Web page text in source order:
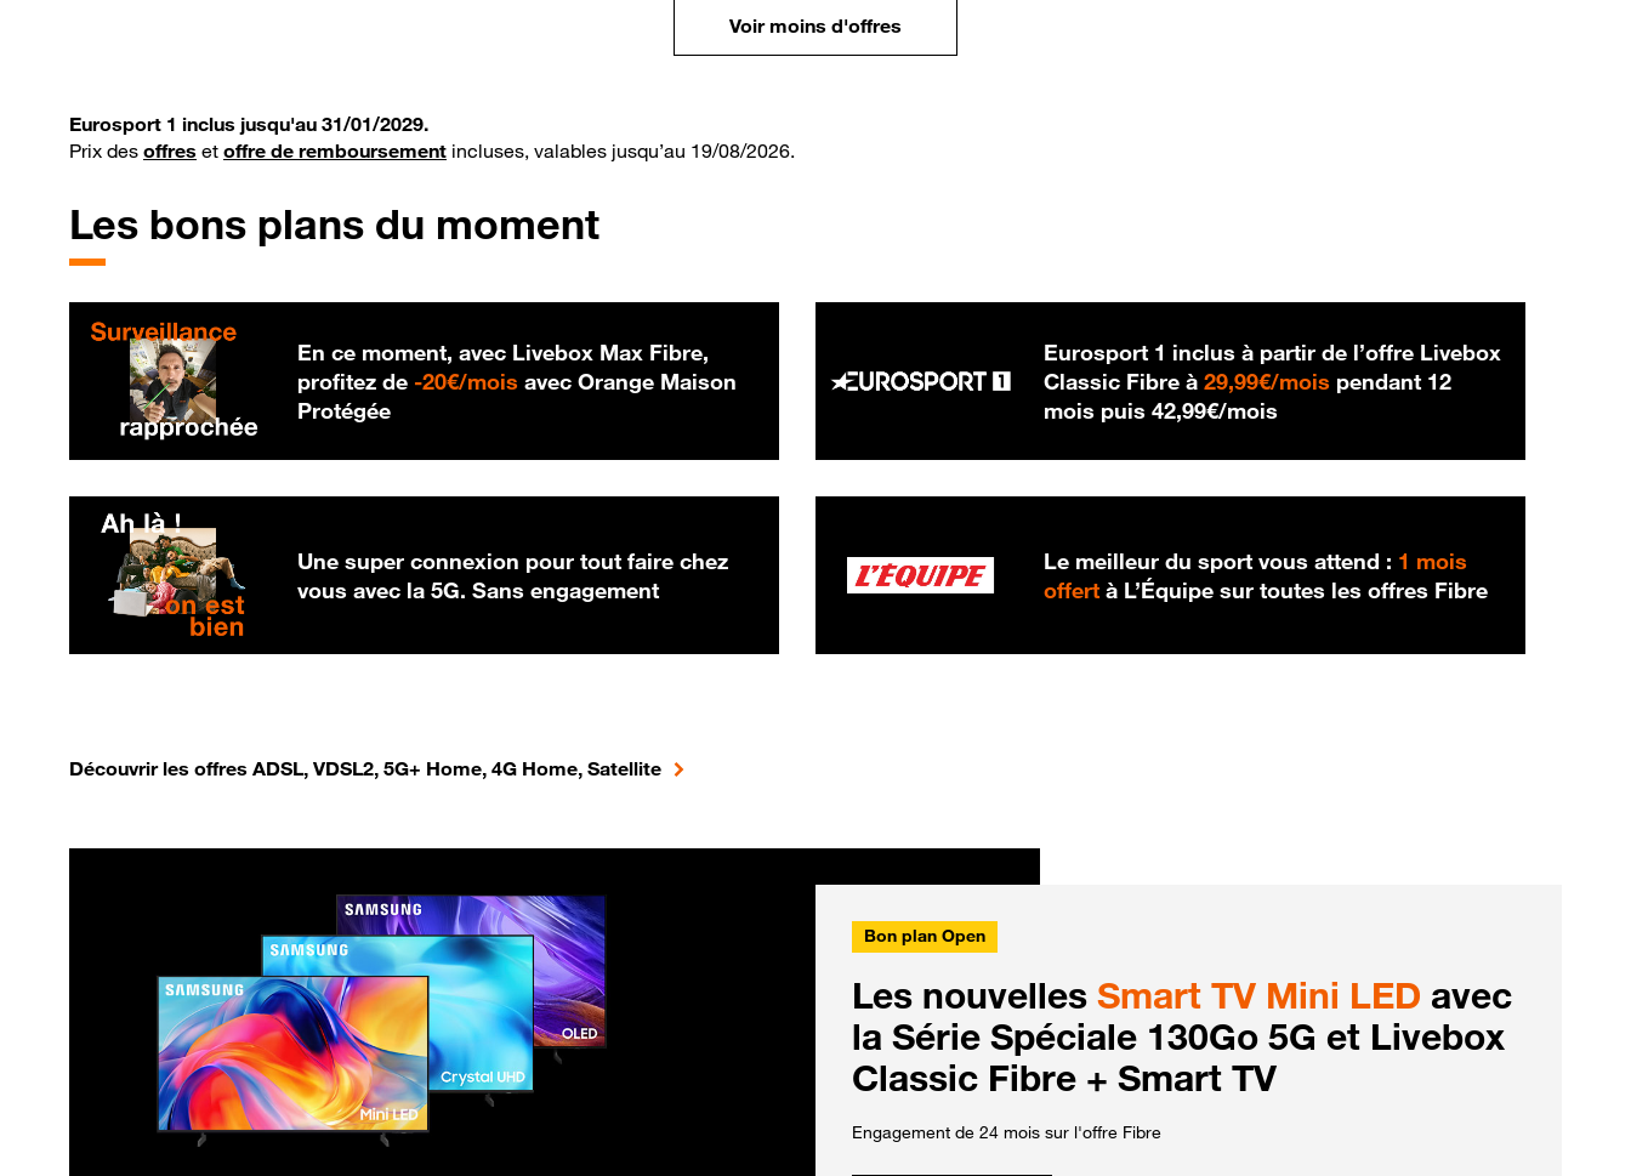
Voir moins d'offres
Eurosport 1 inclus jusqu'au 31/01/2029.
Prix des offres et offre de remboursement incluses, valables jusqu’au 19/08/2026.
Les bons plans du moment
En ce moment, avec Livebox Max Fibre,
profitez de -20€/mois 20 € par mois
avec Orange Maison
Protégée
Eurosport 1 inclus à partir de l’offre Livebox
Classic Fibre à29,99€/mois 29,99 € par mois
pendant 12
mois puis42,99€/mois
Une super connexion pour tout faire chez
vous avec la 5G. Sans engagement
Le meilleur du sport vous attend : 1 mois
offert à L’Équipe sur toutes les offres Fibre
Découvrir les offres ADSL, VDSL2, 5G+ Home, 4G Home, Satellite
Bon plan Open
Les nouvelles Smart TV Mini LED avec
la Série Spéciale 130Go 5G et Livebox
Classic Fibre + Smart TV
Engagement de 24 mois sur l'offre Fibre